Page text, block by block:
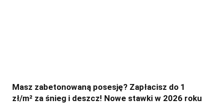
Masz zabetonowaną posesję? Zapłacisz do 1
zł/m² za śnieg i deszcz! Nowe stawki w 2026 roku